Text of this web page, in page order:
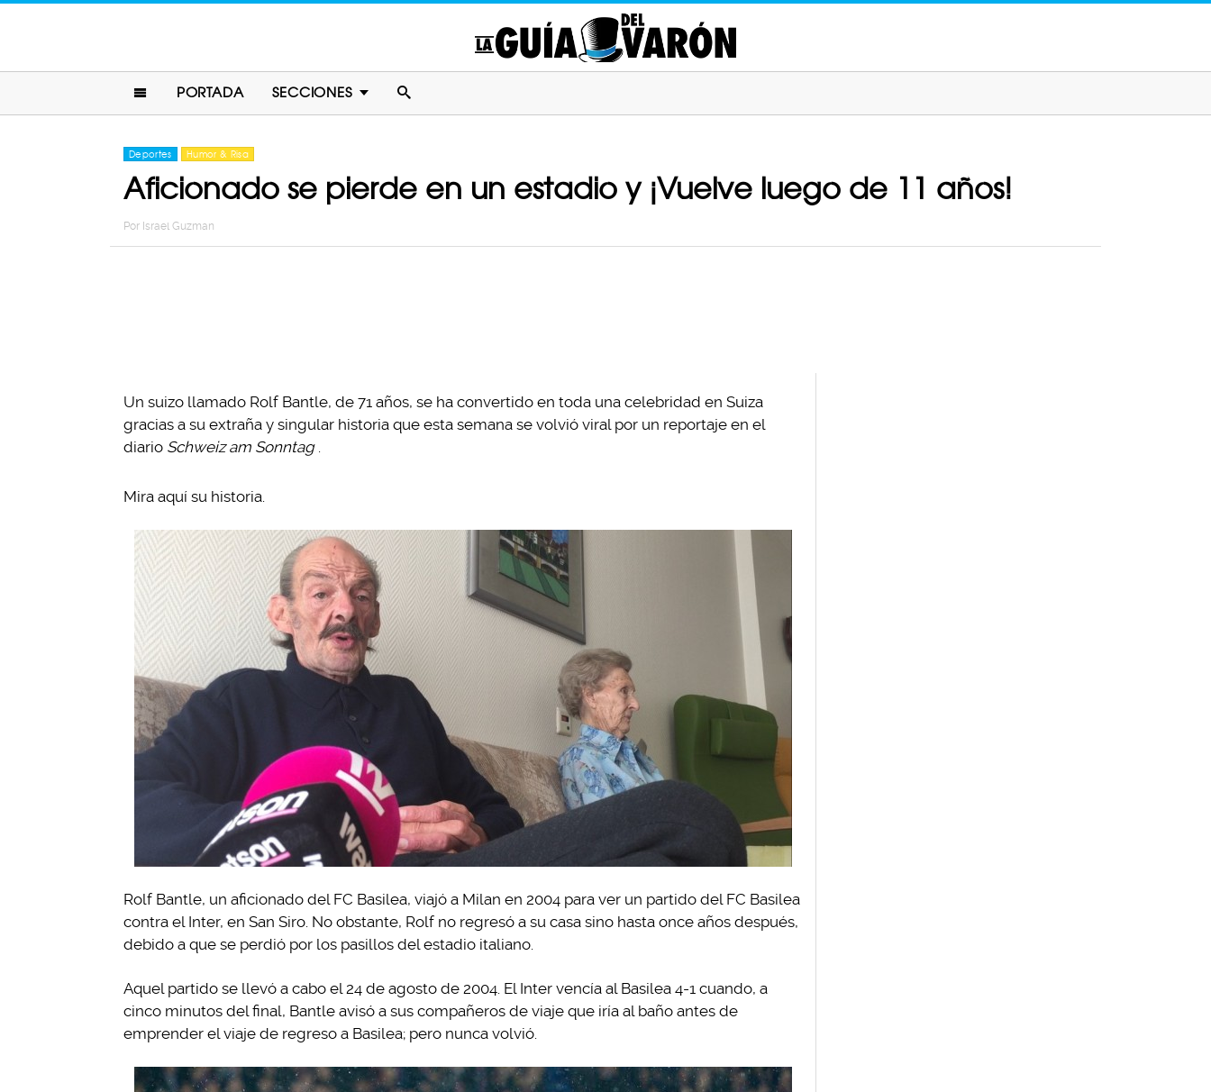
PORTADA SECCIONES
Deportes Humor & Risa
Aficionado se pierde en un estadio y ¡Vuelve luego de 11 años!
Por Israel Guzman
Un suizo llamado Rolf Bantle, de 71 años, se ha convertido en toda una celebridad en Suiza
gracias a su extraña y singular historia que esta semana se volvió viral por un reportaje en el
diario Schweiz am Sonntag .
Mira aquí su historia.
Rolf Bantle, un aficionado del FC Basilea, viajó a Milan en 2004 para ver un partido del FC Basilea
contra el Inter, en San Siro. No obstante, Rolf no regresó a su casa sino hasta once años después,
debido a que se perdió por los pasillos del estadio italiano.
Aquel partido se llevó a cabo el 24 de agosto de 2004. El Inter vencía al Basilea 4-1 cuando, a
cinco minutos del final, Bantle avisó a sus compañeros de viaje que iría al baño antes de
emprender el viaje de regreso a Basilea; pero nunca volvió.